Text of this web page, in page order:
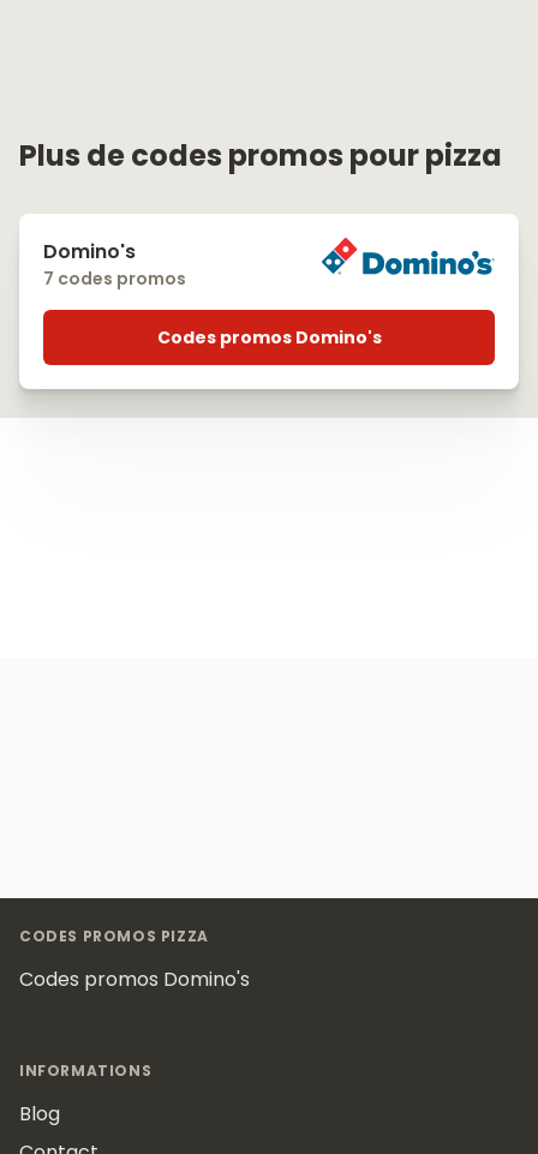
Plus de codes promos pour pizza
Domino's
7 codes promos
Codes promos Domino's
CODES PROMOS PIZZA
Codes promos Domino's
INFORMATIONS
Blog